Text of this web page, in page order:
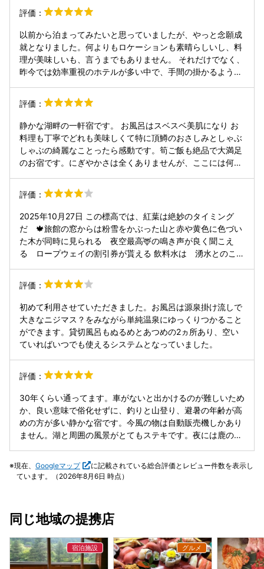
評価：
以前から泊まってみたいと思っていましたが、やっと念願成
就となりました。何よりもロケーションも素晴らしいし、料
理が美味しいも、言うまでもありません。 それだけでなく、
昨今では効率重視のホテルが多い中で、手間の掛かるような
これが大切だも思います。
評価：
静かな湖畔の一軒宿です。 お風呂はスベスベ美肌になり お
料理も丁寧でどれも美味しくて特に頂鱒のおさしみとしゃぶ
しゃぶの綺麗なことったら感動です。筍ご飯も絶品で大満足
のお宿です。にぎやかさは全くありませんが、ここには何も
した! そうそう、スタッフの皆さんのホスピタリティも素晴
らしく、食器を片付ける際、カチャカチャと音をたてずに片
付けていたのもビックリでした。
評価：
2025年10月27日 この標高では、紅葉は絶妙のタイミング
だ 🍁旅館の窓からは粉雪をかぶった山と赤や黄色に色づい
た木が同時に見られる 夜空最高🦌の鳴き声が良く聞こえ
る ロープウェイの割引券が貰える 飲料水は 湧水とのこと
持ちが良い 私たちが案内された部屋は、どシンプルトイレも
洗面台もない。寝具のセッティングは自分で準備 しかし不
便は全く感じない。館内全体が無駄なものがなく、シンプル
に作り上げられている。 売店はある 夕飯はちょっと物足
りないが、この料金ならば致し方がない。 朝ご飯も質素であ
るが 充分満足があり出来立ての卵焼きなどはおもてなしを
感じる 朝夕飯とも若者には物足りないと思うので、外でた
接客は 気取ってなくてありがたい 露天風呂がないのが寂
評価：
初めて利用させていただきました。お風呂は源泉掛け流しで
大きなニジマス？をみながら単純温泉にゆっくりつかること
ができます。貸切風呂もぬるめとあつめの2ヵ所あり、空い
ていればいつでも使えるシステムとなっていました。
評価：
30年くらい通ってます。車がないと出かけるのが難しいため
か、良い意味で俗化せずに、釣りと山登り、避暑の年齢が高
めの方が多い静かな宿です。今風の物は自動販売機しかあり
ません。湖と周囲の風景がとてもステキです。夜には鹿の姿
道路では鹿をはじめ、動物が多いので注意が必要です。
現在、 Googleマップ
に記載されている総合評価とレビュー件数を表示し
ています。（2026年8月6日 時点）
同じ地域の提携店